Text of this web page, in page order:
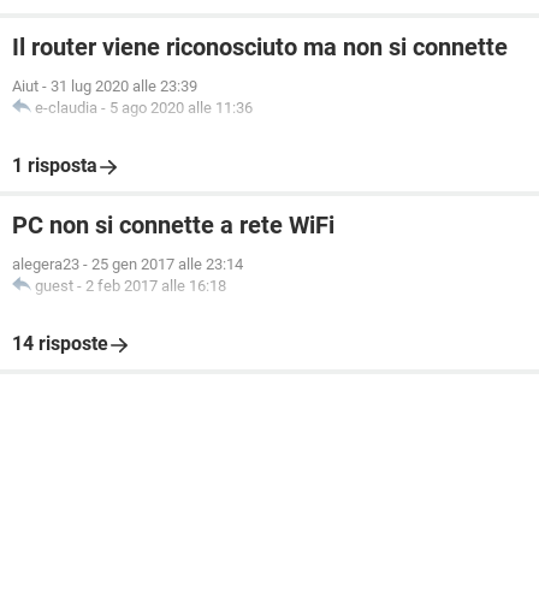
Il router viene riconosciuto ma non si connette
Aiut - 31 lug 2020 alle 23:39
e-claudia - 5 ago 2020 alle 11:36
1 risposta
PC non si connette a rete WiFi
alegera23 - 25 gen 2017 alle 23:14
guest - 2 feb 2017 alle 16:18
14 risposte